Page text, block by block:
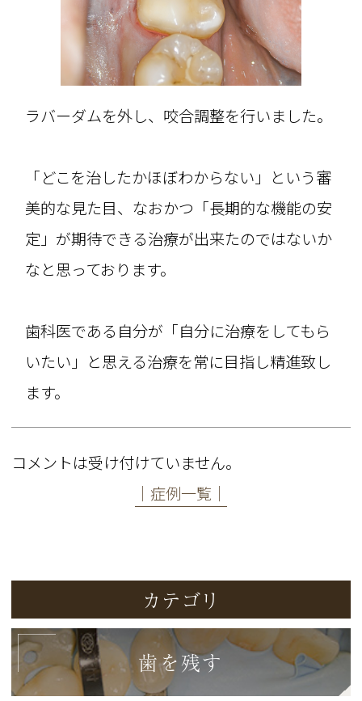
ラバーダムを外し、咬合調整を行いました。
「どこを治したかほぼわからない」という審
美的な見た目、なおかつ「長期的な機能の安
定」が期待できる治療が出来たのではないか
なと思っております。
歯科医である自分が「自分に治療をしてもら
いたい」と思える治療を常に目指し精進致し
ます。
コメントは受け付けていません。
│症例一覧│
カテゴリ
歯を残す